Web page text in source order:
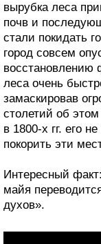
вырубка леса
почв и
стали покидать
город совсем
восстановлению
леса очень
замаскировав
столетий об
в 1800-х гг. его
покорить эти
Интересный
майя
духов».